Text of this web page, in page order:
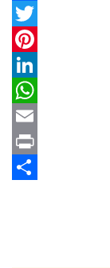
Facebook
Twitter
Pinterest
LinkedIn
WhatsApp
Email
Print